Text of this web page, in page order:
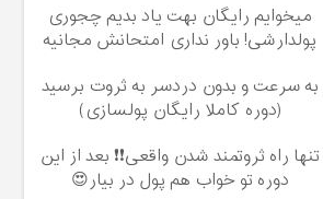
میخوایم رایگان بهت یاد بدیم چجوری
پولدارشی! باور نداری امتحانش مجانیه
به سرعت و بدون دردسر به ثروت برسید
(دوره کاملا رایگان پولسازی)
تنها راه ثروتمند شدن واقعی❗❗ بعد از این
دوره تو خواب هم پول در بیار😍